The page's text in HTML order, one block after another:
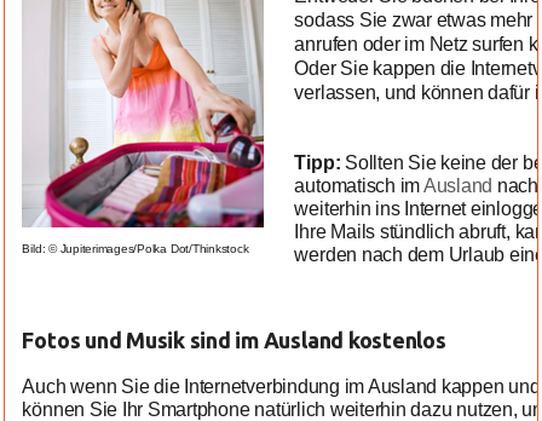
Bild: © Jupiterimages/Polka Dot/Thinkstock
sodass Sie zwar etwas mehr
anrufen oder im Netz surfen
Oder Sie kappen die
verlassen, und können dafür
Tipp: Sollten Sie keine der
automatisch imAusland
weiterhin ins Internet
Ihre Mails stündlich abruft,
werden nach dem Urlaub
Fotos und Musik sind im Ausland kostenlos
Auch wenn Sie die Internetverbindung im Ausland kappen
können Sie Ihr Smartphone natürlich weiterhin dazu nutzen,